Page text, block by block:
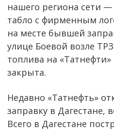
нашего региона сети
табло с фирменным
на месте бывшей
улице Боевой возле
топлива на
закрыта.
Недавно «Татнефть»
заправку в Дагестане,
Всего в Дагестане